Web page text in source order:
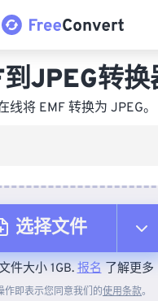
JPEG转换
线将 EMF 转换为 JPEG。
选择文件
从设备
件大小 1GB.报名了解更多
作即表示您同意我们的使用条款。